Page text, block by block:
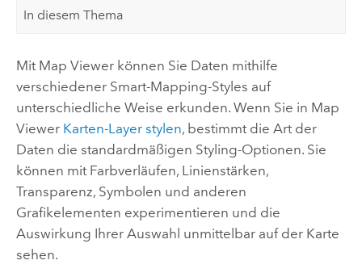
In diesem Thema
Mit Map Viewerkönnen Sie Daten mithilfe
verschiedener Smart-Mapping-Styles auf
unterschiedliche Weise erkunden. Wenn Sie in Map
Viewer Karten-Layer stylen, bestimmt die Art der
Daten die standardmäßigen Styling-Optionen. Sie
können mit Farbverläufen, Linienstärken,
Transparenz, Symbolen und anderen
Grafikelementen experimentieren und die
Auswirkung Ihrer Auswahl unmittelbar auf der Karte
sehen.